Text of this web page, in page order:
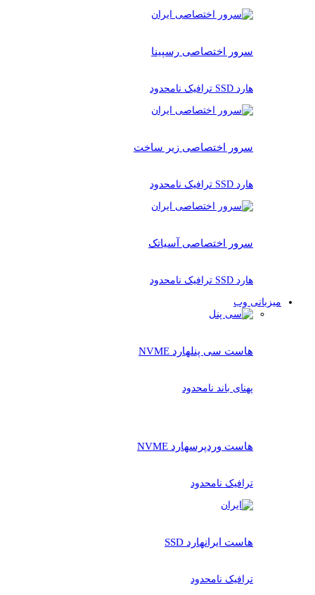
سرور اختصاصی رسپینا
هارد SSD ترافیک نامحدود
سرور اختصاصی زیر ساخت
هارد SSD ترافیک نامحدود
سرور اختصاصی آسیاتک
هارد SSD ترافیک نامحدود
میزبانی وب
هاست سی پنلهارد NVME
پهنای باند نامحدود
هاست وردپرسهارد NVME
ترافیک نامحدود
هاست ایرانهارد SSD
ترافیک نامحدود